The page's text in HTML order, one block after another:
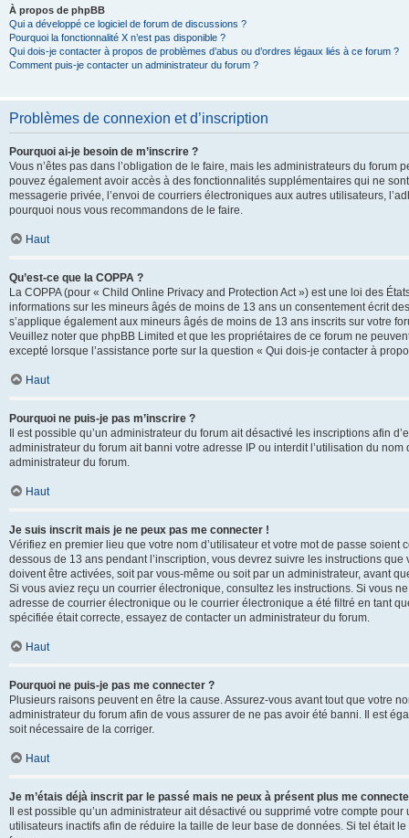
À propos de phpBB
Qui a développé ce logiciel de forum de discussions ?
Pourquoi la fonctionnalité X n’est pas disponible ?
Qui dois-je contacter à propos de problèmes d’abus ou d’ordres légaux liés à ce forum ?
Comment puis-je contacter un administrateur du forum ?
Problèmes de connexion et d’inscription
Pourquoi ai-je besoin de m’inscrire ?
Vous n’êtes pas dans l’obligation de le faire, mais les administrateurs du
pouvez également avoir accès à des fonctionnalités supplémentaires qui ne
messagerie privée, l’envoi de courriers électroniques aux autres utilisateurs,
pourquoi nous vous recommandons de le faire.
Haut
Qu’est-ce que la COPPA ?
La COPPA (pour « Child Online Privacy and Protection Act ») est une loi des
informations sur les mineurs âgés de moins de 13 ans un consentement écrit
s’applique également aux mineurs âgés de moins de 13 ans inscrits sur votre
Veuillez noter que phpBB Limited et que les propriétaires de ce forum ne
excepté lorsque l’assistance porte sur la question « Qui dois-je contacter à
Haut
Pourquoi ne puis-je pas m’inscrire ?
Il est possible qu’un administrateur du forum ait désactivé les inscriptions afin
administrateur du forum ait banni votre adresse IP ou interdit l’utilisation du
administrateur du forum.
Haut
Je suis inscrit mais je ne peux pas me connecter !
Vérifiez en premier lieu que votre nom d’utilisateur et votre mot de passe
dessous de 13 ans pendant l’inscription, vous devrez suivre les instructions
doivent être activées, soit par vous-même ou soit par un administrateur, avant
Si vous aviez reçu un courrier électronique, consultez les instructions. Si vous
adresse de courrier électronique ou le courrier électronique a été filtré en tant
spécifiée était correcte, essayez de contacter un administrateur du forum.
Haut
Pourquoi ne puis-je pas me connecter ?
Plusieurs raisons peuvent en être la cause. Assurez-vous avant tout que votre
administrateur du forum afin de vous assurer de ne pas avoir été banni. Il est
soit nécessaire de la corriger.
Haut
Je m’étais déjà inscrit par le passé mais ne peux à présent plus me
Il est possible qu’un administrateur ait désactivé ou supprimé votre compte
utilisateurs inactifs afin de réduire la taille de leur base de données. Si tel était